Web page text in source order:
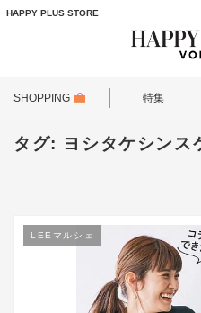
HAPPY PLUS STORE
SHOPPING 特集
タグ: ヨシタケシンス
LEEマルシェ